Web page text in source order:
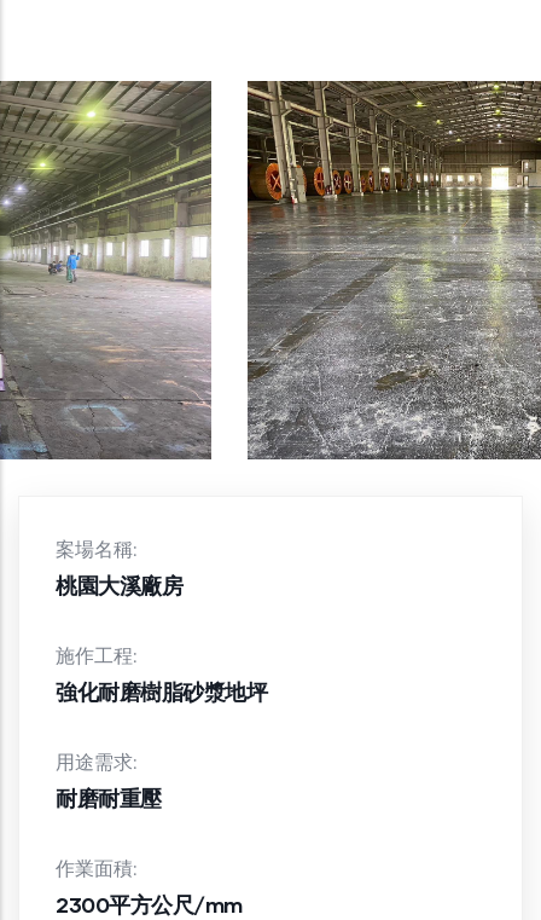
案場名稱:
桃園大溪廠房
施作工程:
強化耐磨樹脂砂漿地坪
用途需求:
耐磨耐重壓
作業面積:
2300平方公尺/mm